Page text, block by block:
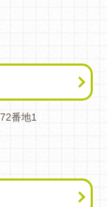
番地1